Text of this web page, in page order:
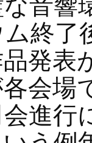
音響
終了
発表
会場
進行